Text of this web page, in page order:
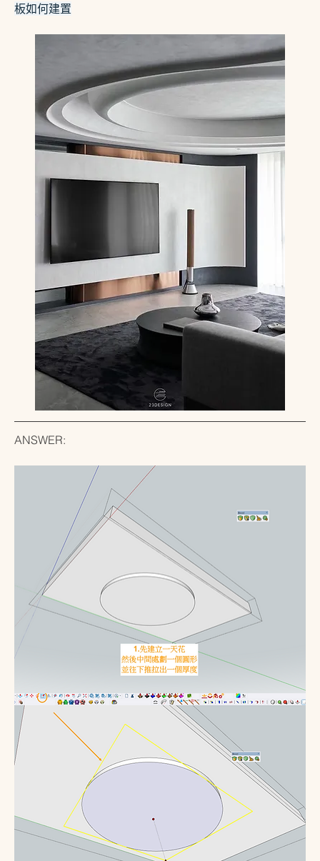
板如何建置
ANSWER: